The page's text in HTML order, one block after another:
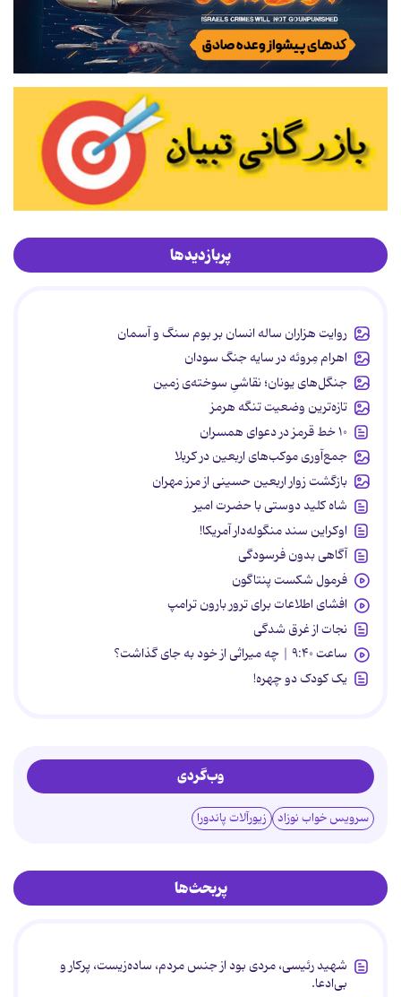
پربازدیدها
روایت هزاران ساله انسان بر بوم سنگ و آسمان
اهرام مِروئه در سایه جنگ سودان
جنگل‌های یونان؛ نقاشیِ سوخته‌ی زمین
تازه‌ترین وضعیت تنگه هرمز
۱۰ خط قرمز در دعوای همسران
جمع‌آوری موکب‌های اربعین در کربلا
بازگشت زوار اربعین حسینی از مرز مهران
شاه کلید دوستی با حضرت امیر
اوکراین سند منگوله‌دار آمریکا!
آگاهی بدون فرسودگی
فرمول شکست پنتاگون
افشای اطلاعات برای ترور بارون ترامپ
نجات از غرق شدگی
ساعت ۹:۴۰ | چه میراثی از خود به جای گذاشت؟
یک کودک دو چهره!
وب‌گردی
سرویس خواب نوزاد زیورآلات پاندورا
پربحث‌ها
شهید رئیسی، مردی بود از جنس مردم، ساده‌زیست، پرکار و
بی‌ادعا.